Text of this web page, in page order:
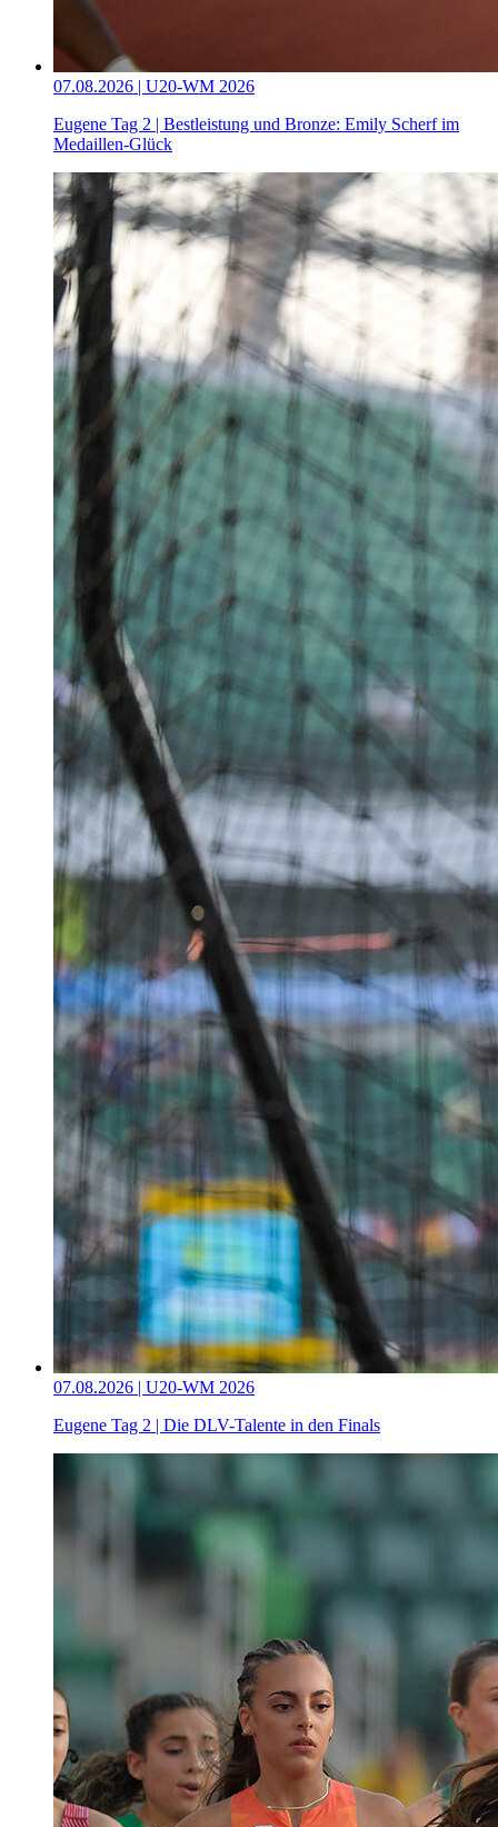
07.08.2026 | U20-WM 2026
Eugene Tag 2 | Bestleistung und Bronze: Emily Scherf im
Medaillen-Glück
07.08.2026 | U20-WM 2026
Eugene Tag 2 | Die DLV-Talente in den Finals